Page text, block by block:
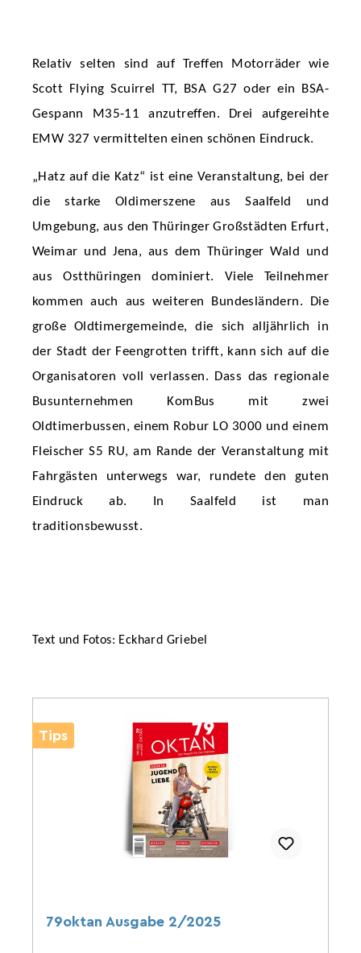
Relativ selten sind auf Treffen Motorräder wie
Scott Flying Scuirrel TT, BSA G27 oder ein BSA-
Gespann M35-11 anzutreffen. Drei aufgereihte
EMW 327 vermittelten einen schönen Eindruck.
„Hatz auf die Katz“ ist eine Veranstaltung, bei der
die starke Oldimerszene aus Saalfeld und
Umgebung, aus den Thüringer Großstädten Erfurt,
Weimar und Jena, aus dem Thüringer Wald und
aus Ostthüringen dominiert. Viele Teilnehmer
kommen auch aus weiteren Bundesländern. Die
große Oldtimergemeinde, die sich alljährlich in
der Stadt der Feengrotten trifft, kann sich auf die
Organisatoren voll verlassen. Dass das regionale
Busunternehmen KomBus mit zwei
Oldtimerbussen, einem Robur LO 3000 und einem
Fleischer S5 RU, am Rande der Veranstaltung mit
Fahrgästen unterwegs war, rundete den guten
Eindruck ab. In Saalfeld ist man
traditionsbewusst.
Text und Fotos: Eckhard Griebel
Tips
79oktan Ausgabe 2/2025